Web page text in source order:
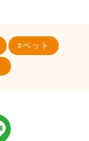
ペット